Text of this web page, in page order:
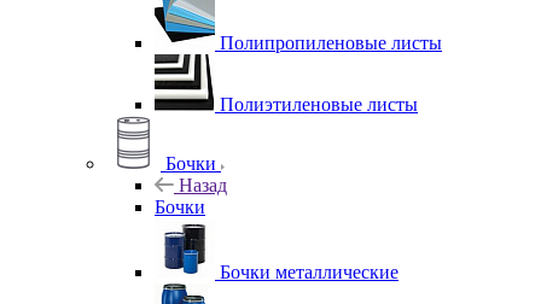
Полипропиленовые листы
Полиэтиленовые листы
Бочки
Назад
Бочки
Бочки металлические